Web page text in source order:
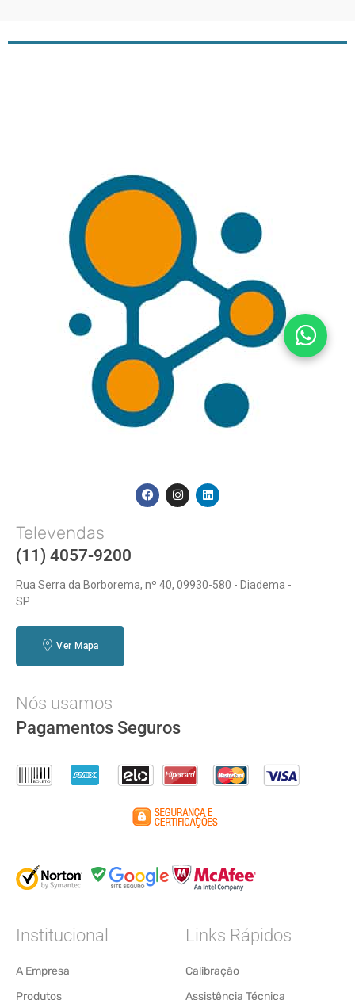
Televendas
(11) 4057-9200
Rua Serra da Borborema, nº 40, 09930-580 - Diadema -
SP
Ver Mapa
Nós usamos
Pagamentos Seguros
Institucional
A Empresa
Produtos
Links Rápidos
Calibração
Assistência Técnica